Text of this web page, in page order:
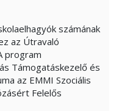
számának
az Útravaló
program
Támogatáskezelő és
az EMMI Szociális
Felelős